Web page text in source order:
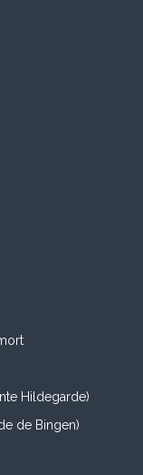
Hildegarde)
de Bingen)